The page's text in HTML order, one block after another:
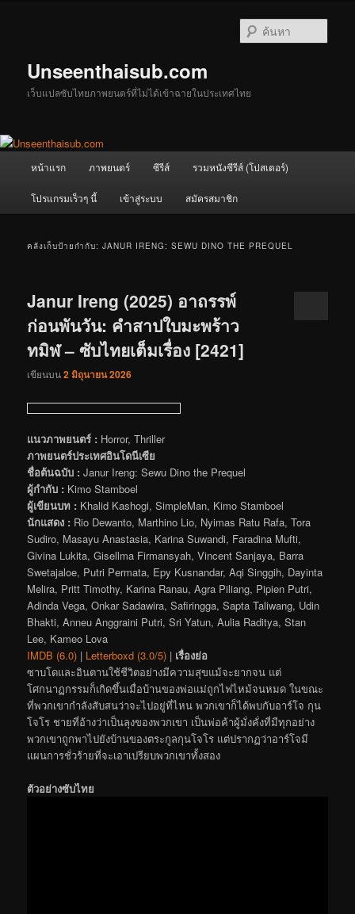
Unseenthaisub.com
เว็บแปลซับไทยภาพยนตร์ที่ไม่ได้เข้าฉายในประเทศไทย
หน้าแรก ภาพยนตร์ ซีรีส์ รวมหนังซีรีส์ (โปสเตอร์)
โปรแกรมเร็วๆ นี้ เข้าสู่ระบบ สมัครสมาชิก
คลังเก็บป้ายกำกับ:JANUR IRENG: SEWU DINO THE PREQUEL
Janur Ireng (2025) อาถรรพ์
ก่อนพันวัน: คำสาปใบมะพร้าว
ทมิฬ – ซับไทยเต็มเรื่อง [2421]
เขียนบน2 มิถุนายน 2026
แนวภาพยนตร์ : Horror, Thriller
ภาพยนตร์ประเทศอินโดนีเซีย
ชื่อต้นฉบับ : Janur Ireng: Sewu Dino the Prequel
ผู้กำกับ : Kimo Stamboel
ผู้เขียนบท : Khalid Kashogi, SimpleMan, Kimo Stamboel
นักแสดง : Rio Dewanto, Marthino Lio, Nyimas Ratu Rafa, Tora
Sudiro, Masayu Anastasia, Karina Suwandi, Faradina Mufti,
Givina Lukita, Gisellma Firmansyah, Vincent Sanjaya, Barra
Swetajaloe, Putri Permata, Epy Kusnandar, Aqi Singgih, Dayinta
Melira, Pritt Timothy, Karina Ranau, Agra Piliang, Pipien Putri,
Adinda Vega, Onkar Sadawira, Safiringga, Sapta Taliwang, Udin
Bhakti, Anneu Anggraini Putri, Sri Yatun, Aulia Raditya, Stan
Lee, Kameo Lova
IMDB (6.0) | Letterboxd (3.0/5) | เรื่องย่อ
ซาบโดและอินตานใช้ชีวิตอย่างมีความสุขแม้จะยากจน แต่
โศกนาฏกรรมก็เกิดขึ้นเมื่อบ้านของพ่อแม่ถูกไฟไหม้จนหมด ในขณะ
ที่พวกเขากำลังสับสนว่าจะไปอยู่ที่ไหน พวกเขาก็ได้พบกับอาร์โจ กุน
โจโร ชายที่อ้างว่าเป็นลุงของพวกเขา เป็นพ่อค้าผู้มั่งคั่งที่มีทุกอย่าง
พวกเขาถูกพาไปยังบ้านของตระกูลกุนโจโร แต่ปรากฏว่าอาร์โจมี
แผนการชั่วร้ายที่จะเอาเปรียบพวกเขาทั้งสอง
ตัวอย่างซับไทย